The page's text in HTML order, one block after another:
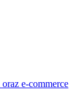
e-commerce